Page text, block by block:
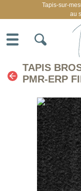
TAPIS
PMR-ERP
Tapis-sur-
au